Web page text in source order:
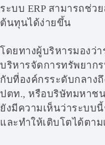
ระบบ ERP สามารถช่ว
ต้นทุนได้ง่ายขึ้น
โดยทางผู้บริหารมองว่า
บริหารจัดการทรัพยาก
กับที่องค์กรระดับกลาง
ปตท., หรือบริษัทมหาช
ยังมีความเห็นว่าระบบ
และทำให้เติบโตได้ตาม